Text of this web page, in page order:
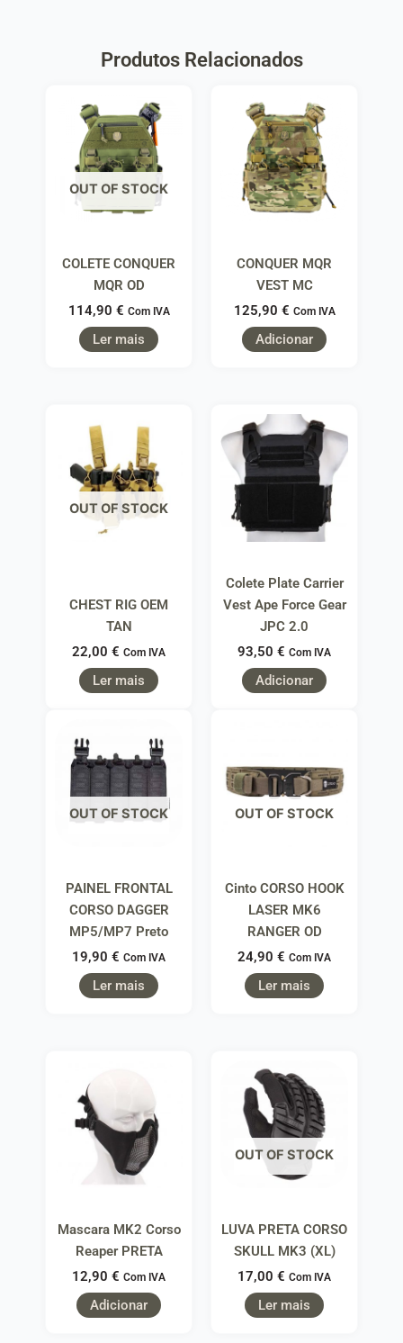
Produtos Relacionados
OUT OF STOCK
COLETE CONQUER
MQR OD
114,90 € Com IVA
Ler mais
CONQUER MQR
VEST MC
125,90 € Com IVA
Adicionar
OUT OF STOCK
CHEST RIG OEM
TAN
22,00 € Com IVA
Ler mais
Colete Plate Carrier
Vest Ape Force Gear
JPC 2.0
93,50 € Com IVA
Adicionar
OUT OF STOCK
PAINEL FRONTAL
CORSO DAGGER
MP5/MP7 Preto
19,90 € Com IVA
Ler mais
OUT OF STOCK
Cinto CORSO HOOK
LASER MK6
RANGER OD
24,90 € Com IVA
Ler mais
Mascara MK2 Corso
Reaper PRETA
12,90 € Com IVA
Adicionar
OUT OF STOCK
LUVA PRETA CORSO
SKULL MK3 (XL)
17,00 € Com IVA
Ler mais